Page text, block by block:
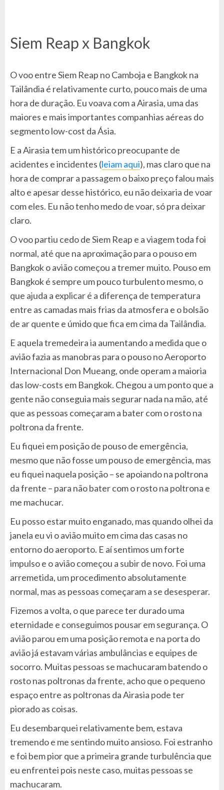
Siem Reap x Bangkok
O voo entre Siem Reap no Camboja e Bangkok na
Tailândia é relativamente curto, pouco mais de uma
hora de duração. Eu voava com a Airasia, uma das
maiores e mais importantes companhias aéreas do
segmento low-cost da Ásia.
E a Airasia tem um histórico preocupante de
acidentes e incidentes (leiam aqui), mas claro que na
hora de comprar a passagem o baixo preço falou mais
alto e apesar desse histórico, eu não deixaria de voar
com eles. Eu não tenho medo de voar, só pra deixar
claro.
O voo partiu cedo de Siem Reap e a viagem toda foi
normal, até que na aproximação para o pouso em
Bangkok o avião começou a tremer muito. Pouso em
Bangkok é sempre um pouco turbulento mesmo, o
que ajuda a explicar é a diferença de temperatura
entre as camadas mais frias da atmosfera e o bolsão
de ar quente e úmido que fica em cima da Tailândia.
E aquela tremedeira ia aumentando a medida que o
avião fazia as manobras para o pouso no Aeroporto
Internacional Don Mueang, onde operam a maioria
das low-costs em Bangkok. Chegou a um ponto que a
gente não conseguia mais segurar nada na mão, até
que as pessoas começaram a bater com o rosto na
poltrona da frente.
Eu fiquei em posição de pouso de emergência,
mesmo que não fosse um pouso de emergência, mas
eu fiquei naquela posição – se apoiando na poltrona
da frente – para não bater com o rosto na poltrona e
me machucar.
Eu posso estar muito enganado, mas quando olhei da
janela eu vi o avião muito em cima das casas no
entorno do aeroporto. E aí sentimos um forte
impulso e o avião começou a subir de novo. Foi uma
arremetida, um procedimento absolutamente
normal, mas as pessoas começaram a se desesperar.
Fizemos a volta, o que parece ter durado uma
eternidade e conseguimos pousar em segurança. O
avião parou em uma posição remota e na porta do
avião já estavam várias ambulâncias e equipes de
socorro. Muitas pessoas se machucaram batendo o
rosto nas poltronas da frente, acho que o pequeno
espaço entre as poltronas da Airasia pode ter
piorado as coisas.
Eu desembarquei relativamente bem, estava
tremendo e me sentindo muito ansioso. Foi estranho
e foi bem pior que a primeira grande turbulência que
eu enfrentei pois neste caso, muitas pessoas se
machucaram.